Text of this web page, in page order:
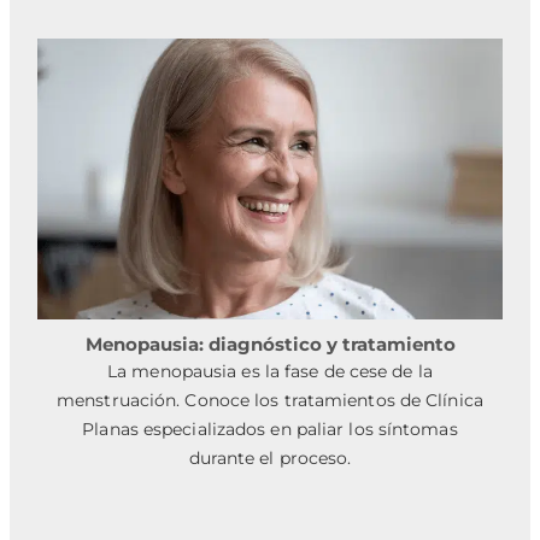
Menopausia: diagnóstico y tratamiento
La menopausia es la fase de cese de la
menstruación. Conoce los tratamientos de Clínica
Planas especializados en paliar los síntomas
durante el proceso.